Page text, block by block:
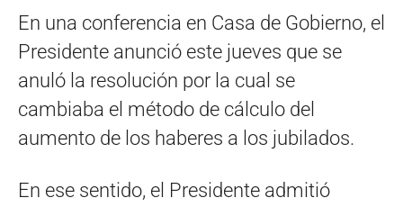
En una conferencia en Casa de Gobierno, el
Presidente anunció este jueves que se
anuló la resolución por la cual se
cambiaba el método de cálculo del
aumento de los haberes a los jubilados.
En ese sentido, el Presidente admitió